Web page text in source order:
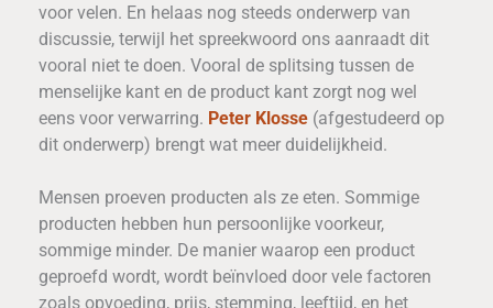
voor velen. En helaas nog steeds onderwerp van
discussie, terwijl het spreekwoord ons aanraadt dit
vooral niet te doen. Vooral de splitsing tussen de
menselijke kant en de product kant zorgt nog wel
eens voor verwarring. Peter Klosse (afgestudeerd op
dit onderwerp) brengt wat meer duidelijkheid.
Mensen proeven producten als ze eten. Sommige
producten hebben hun persoonlijke voorkeur,
sommige minder. De manier waarop een product
geproefd wordt, wordt beïnvloed door vele factoren
zoals opvoeding, prijs, stemming, leeftijd, en het